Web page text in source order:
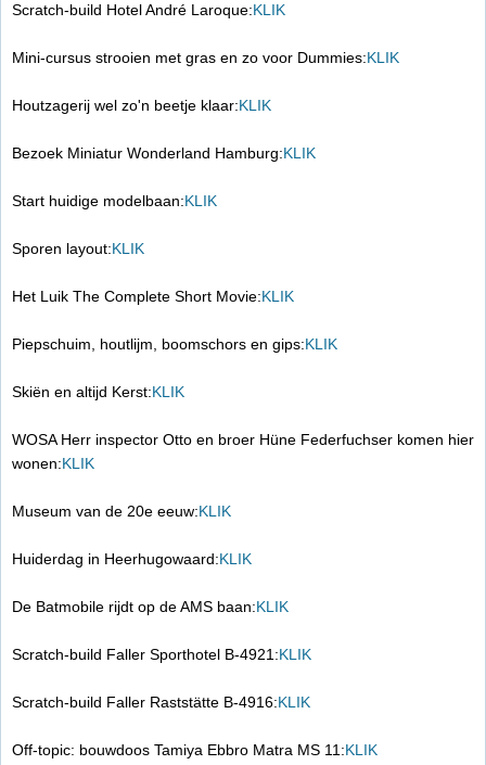
Scratch-build Hotel André Laroque:KLIK
Mini-cursus strooien met gras en zo voor Dummies:KLIK
Houtzagerij wel zo'n beetje klaar:KLIK
Bezoek Miniatur Wonderland Hamburg:KLIK
Start huidige modelbaan:KLIK
Sporen layout:KLIK
Het Luik The Complete Short Movie:KLIK
Piepschuim, houtlijm, boomschors en gips:KLIK
Skiën en altijd Kerst:KLIK
WOSA Herr inspector Otto en broer Hüne Federfuchser komen hier
wonen:KLIK
Museum van de 20e eeuw:KLIK
Huiderdag in Heerhugowaard:KLIK
De Batmobile rijdt op de AMS baan:KLIK
Scratch-build Faller Sporthotel B-4921:KLIK
Scratch-build Faller Raststätte B-4916:KLIK
Off-topic: bouwdoos Tamiya Ebbro Matra MS 11:KLIK